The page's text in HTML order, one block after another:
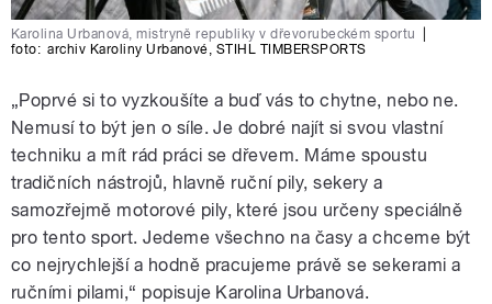
Karolina Urbanová, mistryně republiky v dřevorubeckém sportu
foto: archiv Karoliny Urbanové, STIHL TIMBERSPORTS
„Poprvé si to vyzkoušíte a buď vás to chytne, nebo ne.
Nemusí to být jen o síle. Je dobré najít si svou vlastní
techniku a mít rád práci se dřevem. Máme spoustu
tradičních nástrojů, hlavně ruční pily, sekery a
samozřejmě motorové pily, které jsou určeny speciálně
pro tento sport. Jedeme všechno na časy a chceme být
co nejrychlejší a hodně pracujeme právě se sekerami a
ručními pilami,“ popisuje Karolina Urbanová.